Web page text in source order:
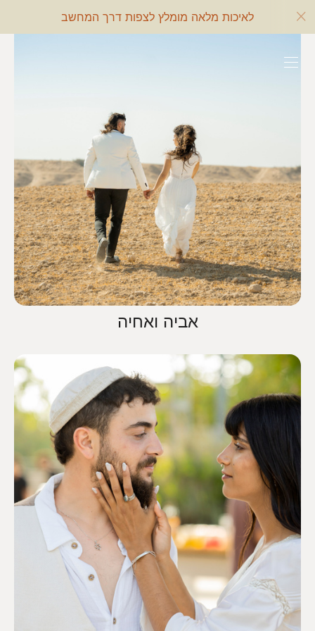
לאיכות מלאה מומלץ לצפות דרך המחשב
אביה ואחיה